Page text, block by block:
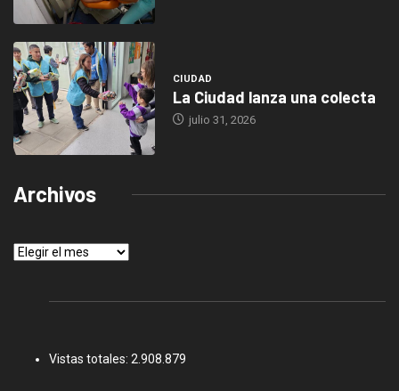
CIUDAD
La Ciudad lanza una colecta
julio 31, 2026
Archivos
Archivos
Vistas totales: 2.908.879